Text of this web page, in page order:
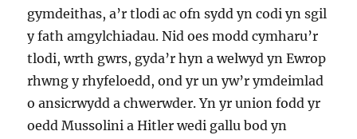
gymdeithas, a’r tlodi ac ofn sydd yn codi yn sgil
y fath amgylchiadau. Nid oes modd cymharu’r
tlodi, wrth gwrs, gyda’r hyn a welwyd yn Ewrop
rhwng y rhyfeloedd, ond yr un yw’r ymdeimlad
o ansicrwydd a chwerwder. Yn yr union fodd yr
oedd Mussolini a Hitler wedi gallu bod yn